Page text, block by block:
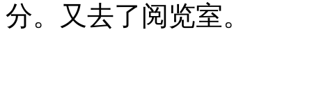
分。又去了阅览室。